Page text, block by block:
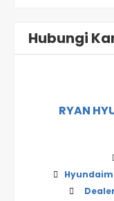
Hubungi
RYAN